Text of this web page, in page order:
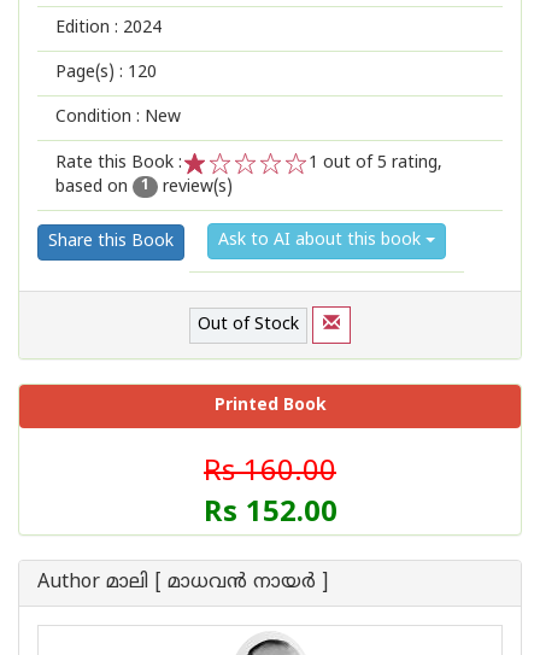
Edition : 2024
Page(s) : 120
Condition : New
Rate this Book :
2
1
1 out of 5 rating,
based on
1 review(s)
Share this Book Ask to AI about this book
Out of Stock
Printed Book
Rs 160.00
Rs 152.00
Author മാലി [ മാധവന്‍ നായര്‍ ]